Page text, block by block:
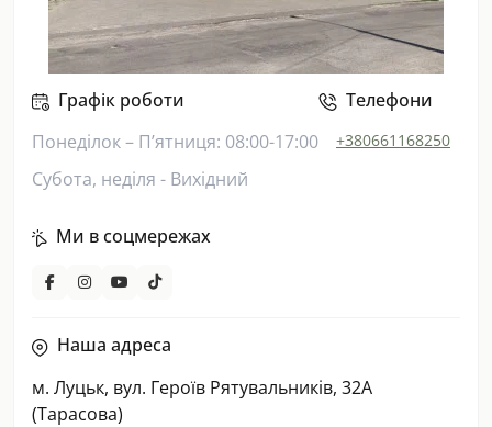
Графік роботи
Понеділок – П’ятниця: 08:00-17:00
Субота, неділя - Вихідний
Телефони
+380661168250
Ми в соцмережах
Наша адреса
м. Луцьк, вул. Героїв Рятувальників, 32А
(Тарасова)